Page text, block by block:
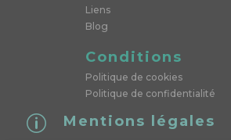
Liens
Blog
Conditions
Politique de cookies
Politique de confidentialité
p Mentions légales